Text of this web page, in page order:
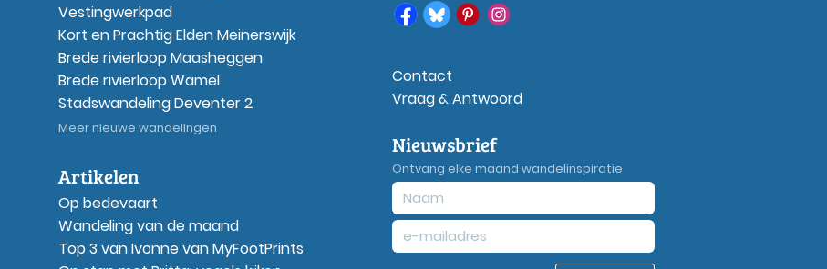
Vestingwerkpad
Kort en Prachtig Elden Meinerswijk
Brede rivierloop Maasheggen
Brede rivierloop Wamel
Stadswandeling Deventer 2
Meer nieuwe wandelingen
Artikelen
Op bedevaart
Wandeling van de maand
Top 3 van Ivonne van MyFootPrints
Contact
Vraag & Antwoord
Nieuwsbrief
Ontvang elke maand wandelinspiratie